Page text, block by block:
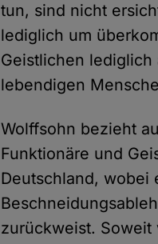
tun, sind nicht
lediglich um
Geistlichen
lebendigen
Wolffsohn bezieht
Funktionäre und
Deutschland, wobei
zurückweist. Soweit